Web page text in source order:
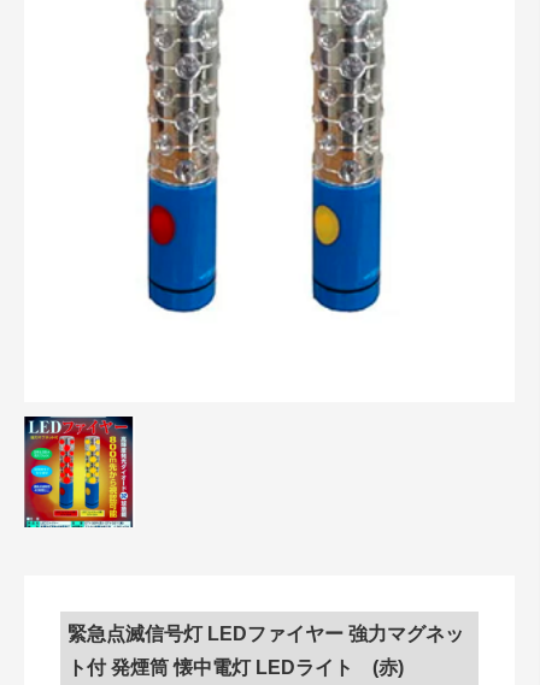
緊急点滅信号灯 LEDファイヤー 強力マグネッ
ト付 発煙筒 懐中電灯 LEDライト (赤)